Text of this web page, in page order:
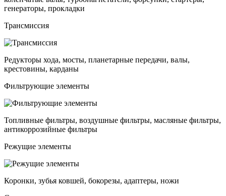
генераторы, прокладки
Трансмиссия
Редукторы хода, мосты, планетарные передачи, валы,
крестовины, карданы
Фильтрующие элементы
Топливные фильтры, воздушные фильтры, масляные фильтры,
антикоррозийные фильтры
Режущие элементы
Коронки, зубья ковшей, бокорезы, адаптеры, ножи